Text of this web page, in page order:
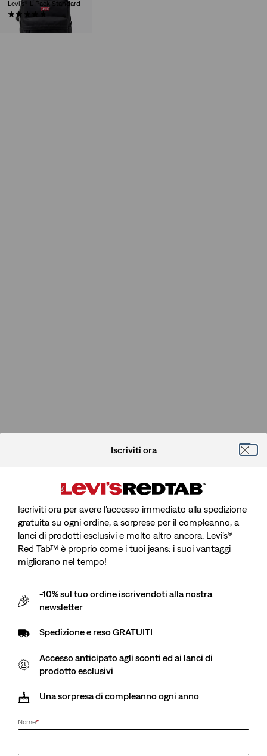
Levi's® L Pack Standard
€ 39,00
Iscriviti ora
Iscriviti ora per avere l’accesso immediato alla spedizione
gratuita su ogni ordine, a sorprese per il compleanno, a
lanci di prodotti esclusivi e molto altro ancora. Levi’s®
Red Tab™ è proprio come i tuoi jeans: i suoi vantaggi
migliorano nel tempo!
-10% sul tuo ordine iscrivendoti alla nostra
newsletter
Spedizione e reso GRATUITI
Accesso anticipato agli sconti ed ai lanci di
prodotto esclusivi
Una sorpresa di compleanno ogni anno
Nome*